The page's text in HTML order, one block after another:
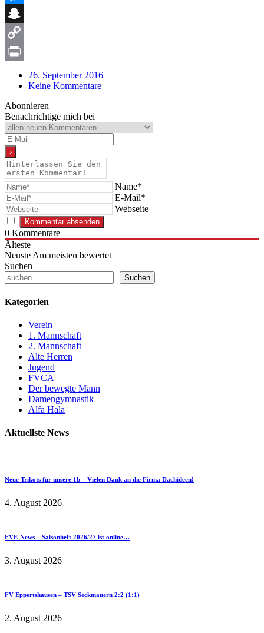
Messenger
Snapchat
Copy
26. September 2016
Keine Kommentare
Abonnieren
Benachrichtige mich bei
Name*
E-Mail*
Webseite
0 Kommentare
Älteste
NeusteAm meisten bewertet
Suchen
Suchen
Kategorien
Verein
1. Mannschaft
2. Mannschaft
Alte Herren
Jugend
FVCA
Der bewegte Mann
Damengymnastik
Alfa Hala
Aktuellste News
Neue Trikots für unsere 1b – Vielen Dank an die Firma Dachideen!
4. August 2026
FVE-News – Saisonheft 2026/27 ist online…
3. August 2026
FV Eppertshausen – TSV Seckmauern 2:2 (1:1)
2. August 2026